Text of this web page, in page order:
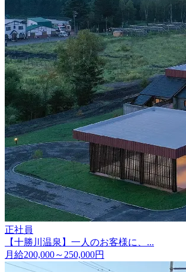
正社員
【十勝川温泉】一人のお客様に、...
月給200,000～250,000円